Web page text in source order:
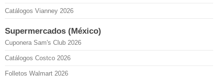
Catálogos Vianney 2026
Supermercados (México)
Cuponera Sam's Club 2026
Catálogos Costco 2026
Folletos Walmart 2026